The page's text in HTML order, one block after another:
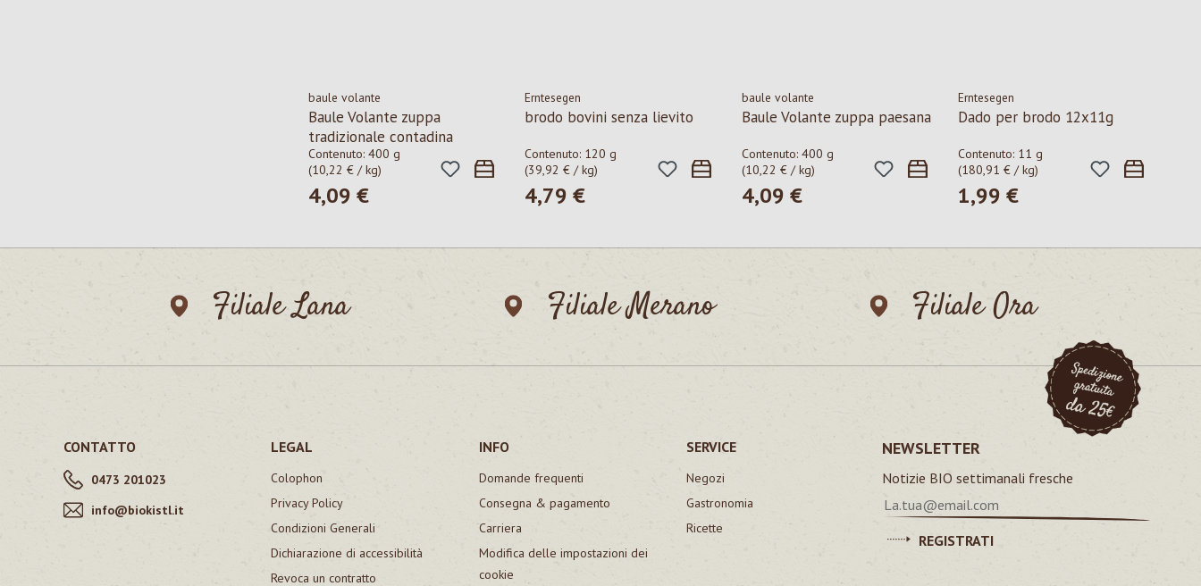
baule volante
Baule Volante zuppa
tradizionale contadina
Contenuto: 400 g
(10,22 € / kg)
Prezzo normale:
4,09 €
Erntesegen
brodo bovini senza lievito
Contenuto: 120 g
(39,92 € / kg)
Prezzo normale:
4,79 €
baule volante
Baule Volante zuppa paesana
Contenuto: 400 g
(10,22 € / kg)
Prezzo normale:
4,09 €
Erntesegen
Dado per brodo 12x11g
Contenuto: 11 g
(180,91 € / kg)
Prezzo normale:
1,99 €
Filiale Lana Filiale Merano Filiale Ora
CONTATTO
0473 201023
info@biokistl.it
LEGAL
Colophon
Privacy Policy
Condizioni Generali
Dichiarazione di accessibilità
Revoca un contratto
INFO
Domande frequenti
Consegna & pagamento
Carriera
Modifica delle impostazioni dei
cookie
SERVICE
Negozi
Gastronomia
Ricette
NEWSLETTER
Notizie BIO settimanali fresche
REGISTRATI